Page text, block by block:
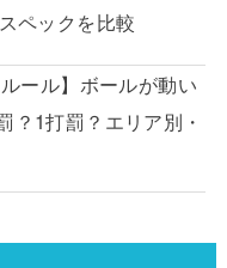
ペックを比較
ール】ボールが動い
？1打罰？エリア別・